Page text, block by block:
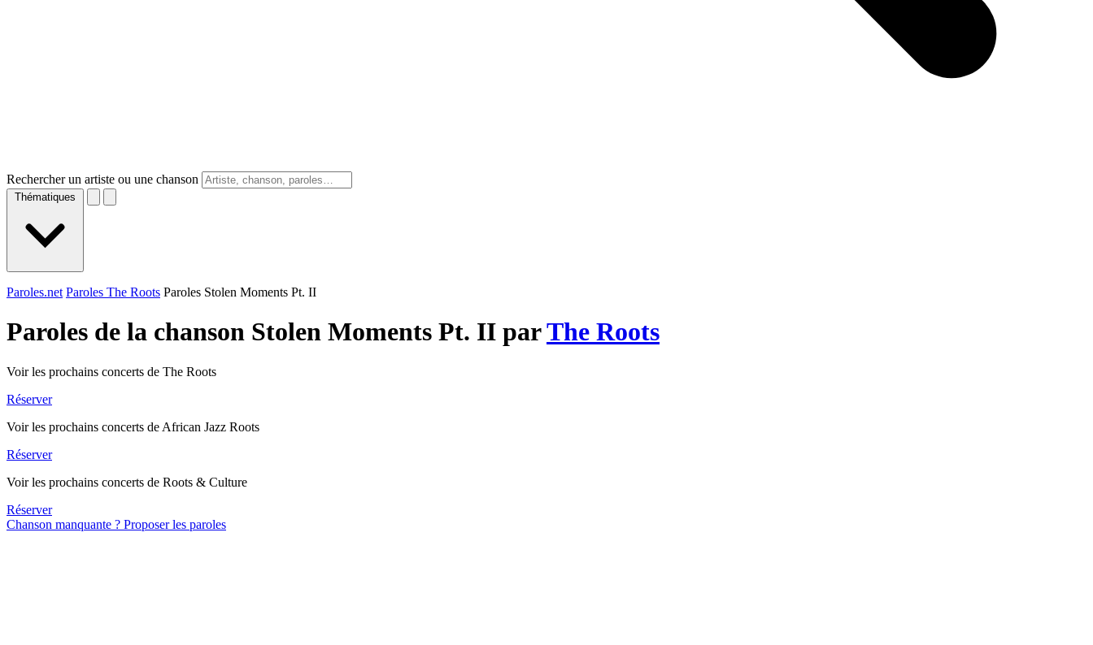
Rechercher un artiste ou une chanson
Thématiques
Paroles.net Paroles The Roots Paroles Stolen Moments Pt. II
Paroles de la chanson Stolen Moments Pt. II parThe Roots
Voir les prochains concerts de The Roots
Réserver
Voir les prochains concerts de African Jazz Roots
Réserver
Voir les prochains concerts de Roots & Culture
Réserver
Chanson manquante ? Proposer les paroles